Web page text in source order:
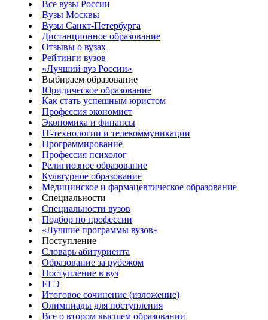
Все вузы России
Вузы Москвы
Вузы Санкт-Петербурга
Дистанционное образование
Отзывы о вузах
Рейтинги вузов
«Лучший вуз России»
Выбираем образование
Юридическое образование
Как стать успешным юристом
Профессия экономист
Экономика и финансы
IT-технологии и телекоммуникации
Программирование
Профессия психолог
Религиозное образование
Культурное образование
Медицинское и фармацевтическое образование
Специальности
Специальности вузов
Подбор по профессии
«Лучшие программы вузов»
Поступление
Словарь абитуриента
Образование за рубежом
Поступление в вуз
ЕГЭ
Итоговое сочинение (изложение)
Олимпиады для поступления
Все о втором высшем образовании